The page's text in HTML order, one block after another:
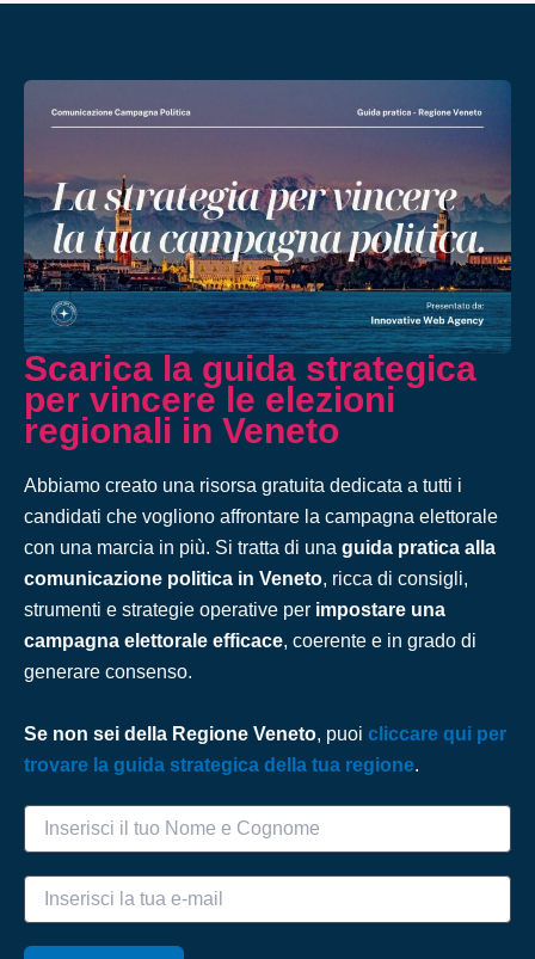
Scarica la guida strategica
per vincere le elezioni
regionali in Veneto
Abbiamo creato una risorsa gratuita dedicata a tutti i
candidati che vogliono affrontare la campagna elettorale
con una marcia in più. Si tratta di una guida pratica alla
comunicazione politica in Veneto, ricca di consigli,
strumenti e strategie operative per impostare una
campagna elettorale efficace, coerente e in grado di
generare consenso.
Se non sei della Regione Veneto, puoi cliccare qui per
trovare la guida strategica della tua regione.